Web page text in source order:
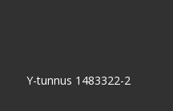
Y-tunnus 1483322-2